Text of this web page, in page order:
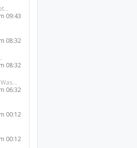
09:43
08:32
08:32
06:32
00:12
00:12